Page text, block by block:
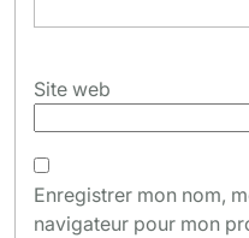
Site web
Enregistrer mon nom,
navigateur pour mon